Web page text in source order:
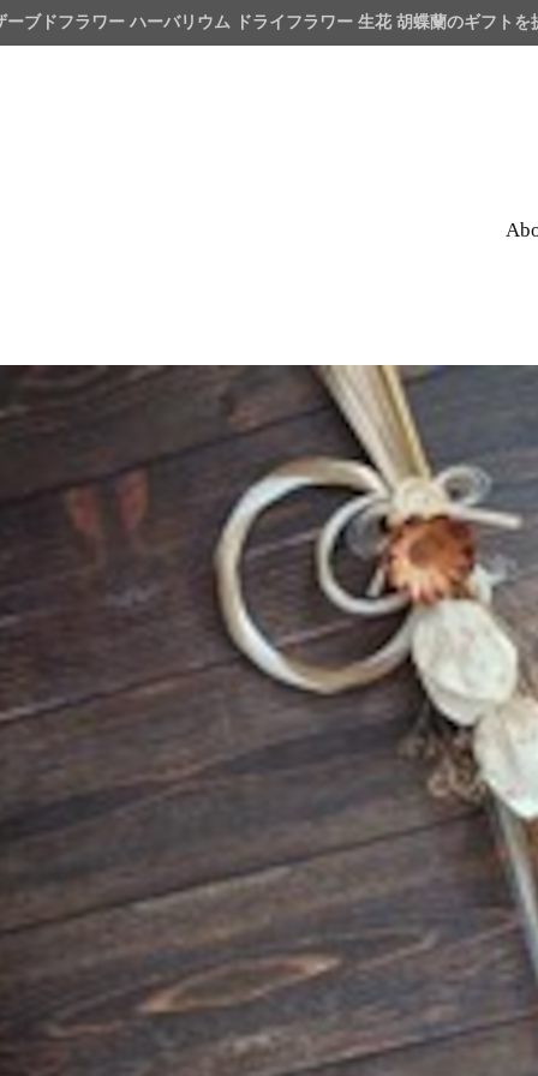
ーブドフラワー ハーバリウム ドライフラワー 生花 胡蝶蘭のギフト